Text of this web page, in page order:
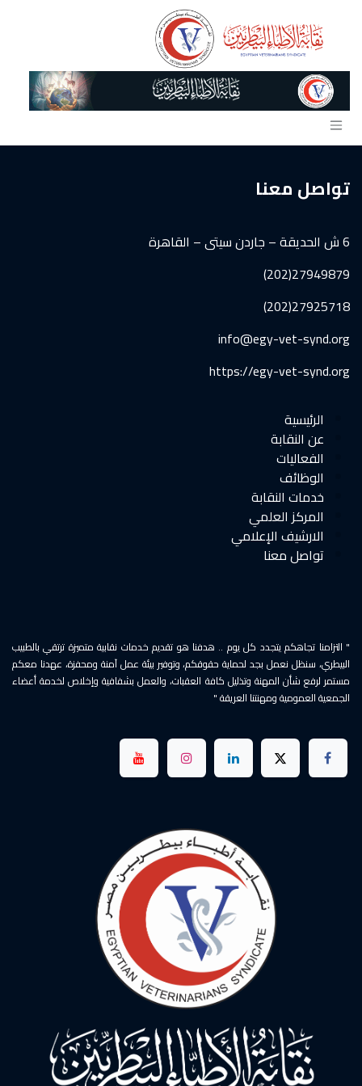
تواصل معنا
6 ش الحديقة – جاردن سيتى – القاهرة
27949879(202)
27925718(202)
info@egy-vet-synd.org
https://egy-vet-synd.org
الرئيسية
عن النقابة
الفعاليات
الوظائف
خدمات النقابة
المركز العلمي
الارشيف الإعلامي
تواصل معنا
" التزامنا تجاهكم يتجدد كل يوم .. هدفنا هو تقديم خدمات نقابية متميزة ترتقي بالطبيب
البيطري، سنظل نعمل بجد لحماية حقوقكم، وتوفير بيئة عمل آمنة ومحفزة، عهدنا معكم
مستمر لرفع شأن المهنة وتذليل كافة العقبات، والعمل بشفافية وإخلاص لخدمة أعضاء
الجمعية العمومية ومهنتنا العريقة "